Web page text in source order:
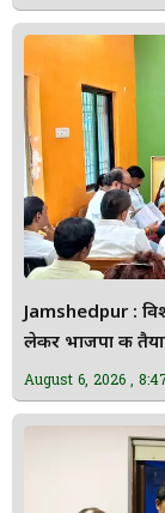
Jamshedpur :
लेकर भाजपा की
August 6, 2026